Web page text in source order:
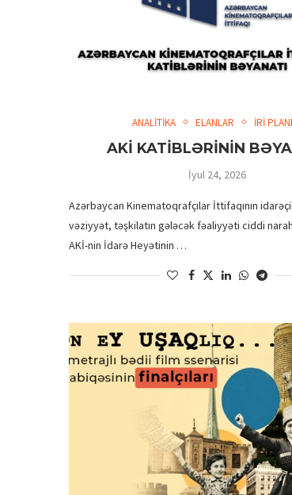
ANALİTİKA ELANLAR İRİ
AKİ KATİBLƏRİNİN
İyul 24, 2026
Azərbaycan Kinematoqrafçılar İttifaqının
vəziyyət, təşkilatın gələcək fəaliyyəti ciddi
AKİ-nin İdarə Heyətinin …